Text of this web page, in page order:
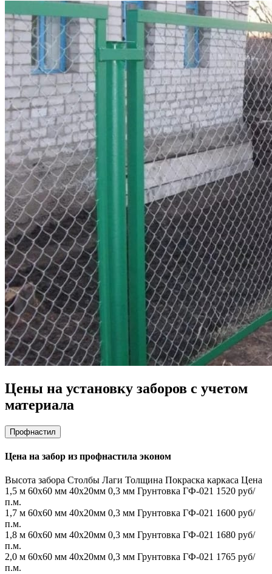
Цены на установку заборов с учетом
материала
Профнастил
Цена на забор из профнастила эконом
Высота забора Столбы Лаги Толщина Покраска каркаса Цена
1,5 м 60х60 мм 40х20мм 0,3 мм Грунтовка ГФ-021 1520 руб/
п.м.
1,7 м 60х60 мм 40х20мм 0,3 мм Грунтовка ГФ-021 1600 руб/
п.м.
1,8 м 60х60 мм 40х20мм 0,3 мм Грунтовка ГФ-021 1680 руб/
п.м.
2,0 м 60х60 мм 40х20мм 0,3 мм Грунтовка ГФ-021 1765 руб/
п.м.